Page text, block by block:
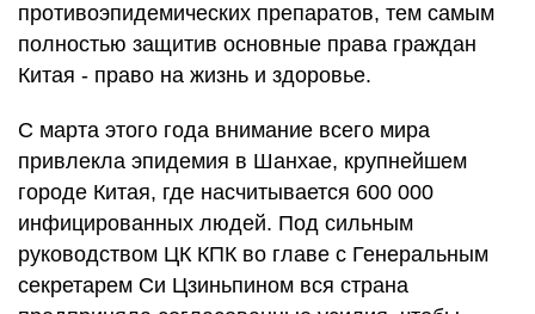
противоэпидемических препаратов, тем самым
полностью защитив основные права граждан
Китая - право на жизнь и здоровье.
С марта этого года внимание всего мира
привлекла эпидемия в Шанхае, крупнейшем
городе Китая, где насчитывается 600 000
инфицированных людей. Под сильным
руководством ЦК КПК во главе с Генеральным
секретарем Си Цзиньпином вся страна